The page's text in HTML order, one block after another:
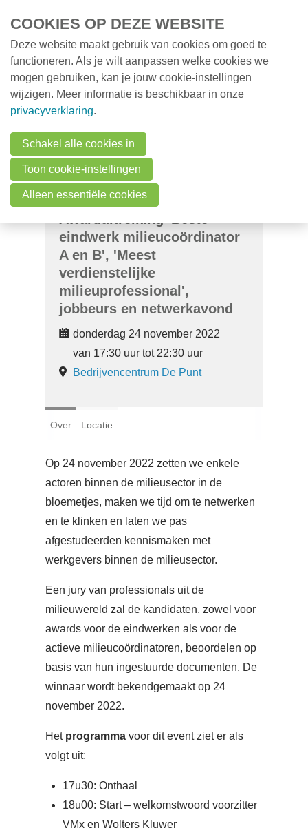
MENU
Awarduitreiking 'Beste
eindwerk milieucoördinator
A en B', 'Meest
verdienstelijke
milieuprofessional',
jobbeurs en netwerkavond
donderdag 24 november 2022
van 17:30 uur tot 22:30 uur
Bedrijvencentrum De Punt
Over Locatie
Op 24 november 2022 zetten we enkele
actoren binnen de milieusector in de
bloemetjes, maken we tijd om te netwerken
en te klinken en laten we pas
afgestudeerden kennismaken met
werkgevers binnen de milieusector.
Een jury van professionals uit de
milieuwereld zal de kandidaten, zowel voor
awards voor de eindwerken als voor de
actieve milieucoördinatoren, beoordelen op
basis van hun ingestuurde documenten. De
winnaar wordt bekendgemaakt op 24
november 2022.
Het programma voor dit event ziet er als
volgt uit:
17u30: Onthaal
18u00: Start – welkomstwoord voorzitter
VMx en Wolters Kluwer
Milieunieuws
Vacatures
Zoeken
Login
Français
COOKIES OP DEZE WEBSITE
Deze website maakt gebruik van cookies om goed te
functioneren. Als je wilt aanpassen welke cookies we
mogen gebruiken, kan je jouw cookie-instellingen
wijzigen. Meer informatie is beschikbaar in onze
privacyverklaring.
Schakel alle cookies in
Toon cookie-instellingen
Alleen essentiële cookies